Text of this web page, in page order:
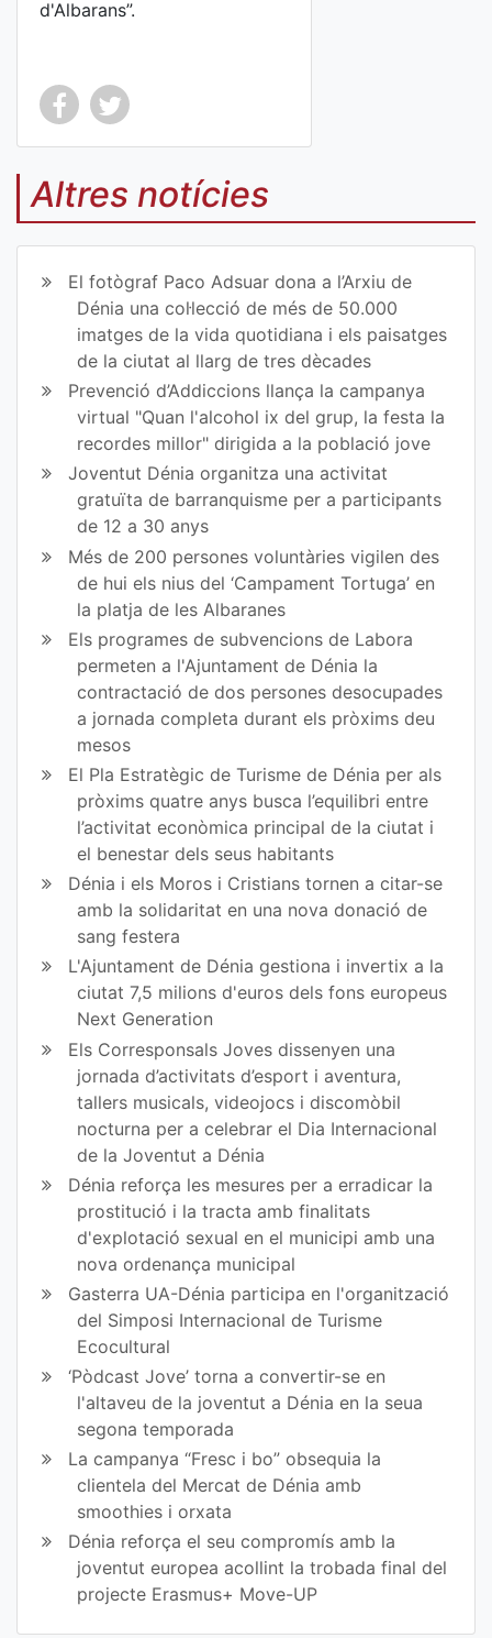
d'Albarans”.
Co
mp
art
ir
en
Fa
ce
bo
ok
Co
mp
art
ir
en
Tw
itt
er
Altres notícies
El fotògraf Paco Adsuar dona a l’Arxiu de
Dénia una col·lecció de més de 50.000
imatges de la vida quotidiana i els paisatges
de la ciutat al llarg de tres dècades
Prevenció d’Addiccions llança la campanya
virtual "Quan l'alcohol ix del grup, la festa la
recordes millor" dirigida a la població jove
Joventut Dénia organitza una activitat
gratuïta de barranquisme per a participants
de 12 a 30 anys
Més de 200 persones voluntàries vigilen des
de hui els nius del ‘Campament Tortuga’ en
la platja de les Albaranes
Els programes de subvencions de Labora
permeten a l'Ajuntament de Dénia la
contractació de dos persones desocupades
a jornada completa durant els pròxims deu
mesos
El Pla Estratègic de Turisme de Dénia per als
pròxims quatre anys busca l’equilibri entre
l’activitat econòmica principal de la ciutat i
el benestar dels seus habitants
Dénia i els Moros i Cristians tornen a citar-se
amb la solidaritat en una nova donació de
sang festera
L'Ajuntament de Dénia gestiona i invertix a la
ciutat 7,5 milions d'euros dels fons europeus
Next Generation
Els Corresponsals Joves dissenyen una
jornada d’activitats d’esport i aventura,
tallers musicals, videojocs i discomòbil
nocturna per a celebrar el Dia Internacional
de la Joventut a Dénia
Dénia reforça les mesures per a erradicar la
prostitució i la tracta amb finalitats
d'explotació sexual en el municipi amb una
nova ordenança municipal
Gasterra UA-Dénia participa en l'organització
del Simposi Internacional de Turisme
Ecocultural
‘Pòdcast Jove’ torna a convertir-se en
l'altaveu de la joventut a Dénia en la seua
segona temporada
La campanya “Fresc i bo” obsequia la
clientela del Mercat de Dénia amb
smoothies i orxata
Dénia reforça el seu compromís amb la
joventut europea acollint la trobada final del
projecte Erasmus+ Move-UP